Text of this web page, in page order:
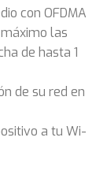
con OFDMA
las
de hasta 1
de su red en
a tu Wi-